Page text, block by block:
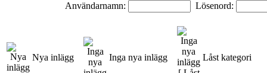
Användarnamn: Lösenord:
Nya inlägg Inga nya inlägg Låst kategori